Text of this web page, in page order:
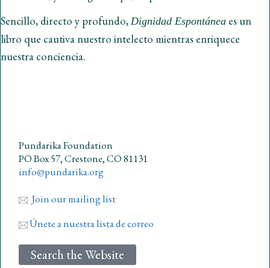
Sencillo, directo y profundo, Dignidad Espontánea es un
libro que cautiva nuestro intelecto mientras enriquece
nuestra conciencia.
Pundarika Foundation
PO Box 57, Crestone, CO 81131
info@pundarika.org
Join our mailing list
Únete a nuestra lista de correo
Search the Website